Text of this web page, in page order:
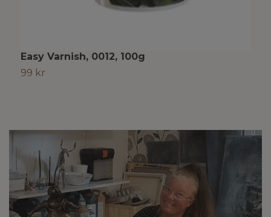
Easy Varnish, 0012, 100g
99 kr